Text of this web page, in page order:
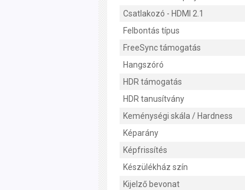
Csatlakozó - HDMI 2.1
Felbontás típus
FreeSync támogatás
Hangszóró
HDR támogatás
HDR tanusítvány
Keménységi skála / Hardness
Képarány
Képfrissítés
Készülékház szín
Kijelző bevonat